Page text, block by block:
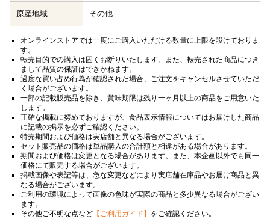
原産地域 その他
オンラインストアでは一度にご購入いただける数量に上限を設けておりま
す。
転売目的での購入は固くお断りいたします。また、転売された商品につき
まして品質の保証はできかねます。
過度な買い占め行為が確認された場合、ご注文をキャンセルさせていただ
く場合がございます。
一部の記載販売品を除き、賞味期限は残り一ヶ月以上の商品をご用意いた
します。
正確な掲載に努めておりますが、食品表示情報についてはお届けした商品
に記載の掲示を必ずご確認ください。
特売期間および価格は実店舗と異なる場合がございます。
セット販売品の価格は単品購入の合計額と相違がある場合があります。
期間および価格は変更となる場合があります。また、本企画以外でも同一
価格にて販売する場合がございます。
掲載画像や表記等は、急な変更などにより実店舗在庫品やお届け商品と異
なる場合がございます。
ご利用の環境によって画像の色味が実際の商品と多少異なる場合がござい
ます。
その他ご不明な点など 【ご利用ガイド】 をご確認ください。